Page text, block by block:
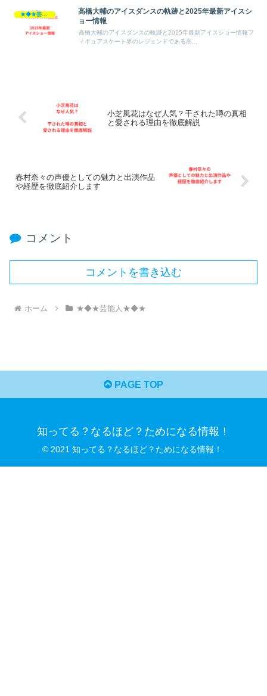
★◆★芸能人★◆★
高橋大輔のアイスダンスの軌跡と2025年最新アイスシ
ョー情報
高橋大輔のアイスダンスの軌跡と2025年最新アイスショー情報フ
ィギュアスケート界のレジェンドである高...
小芝風花はなぜ人気？干された噂の真相
と愛される理由を徹底解説
春村奈々の声優としての魅力と出演作品
や経歴を徹底紹介します
コメント
コメントを書き込む
ホーム ★◆★芸能人★◆★
PAGE TOP
知ってる？なるほど？ためになる情報！
© 2021 知ってる？なるほど？ためになる情報！.